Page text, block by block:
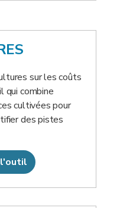
sur les coûts
qui combine
cultivées pour
des pistes
l'outil